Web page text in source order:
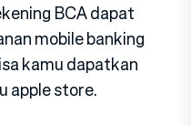
BCA dapat
mobile banking
kamu dapatkan
apple store.